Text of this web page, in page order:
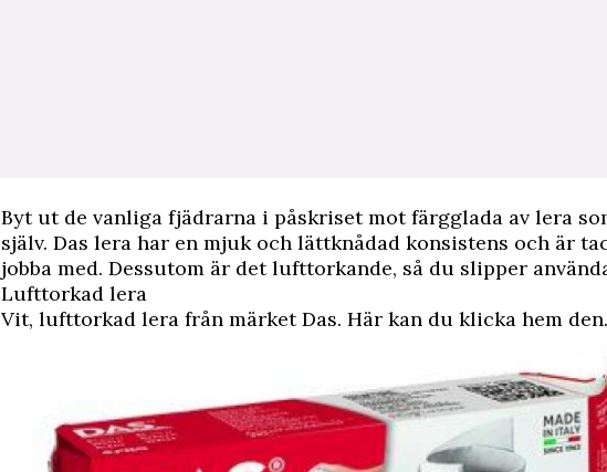
Byt ut de vanliga fjädrarna i påskriset mot färgglada av lera
själv. Das lera har en mjuk och lättknådad konsistens och är
jobba med. Dessutom är det lufttorkande, så du slipper
Lufttorkad lera
Vit, lufttorkad lera från märket Das. Här kan du klicka hem den.